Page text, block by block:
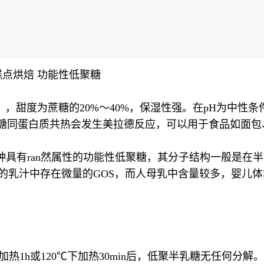
烘焙 功能性低聚糖
，甜度为蔗糖的20%～40%，保湿性强。在pH为中性
同蛋白质共热会发生美拉德反应，可以用于食品如面
具有ran然属性的功能性低聚糖，其分子结构一般是在
乳汁中存在微量的GOS，而人母乳中含量较多，婴儿
1h或120℃下加热30min后，低聚半乳糖无任何分解